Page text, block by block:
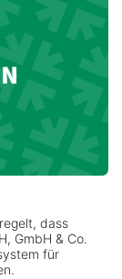
dass
GmbH & Co.
für